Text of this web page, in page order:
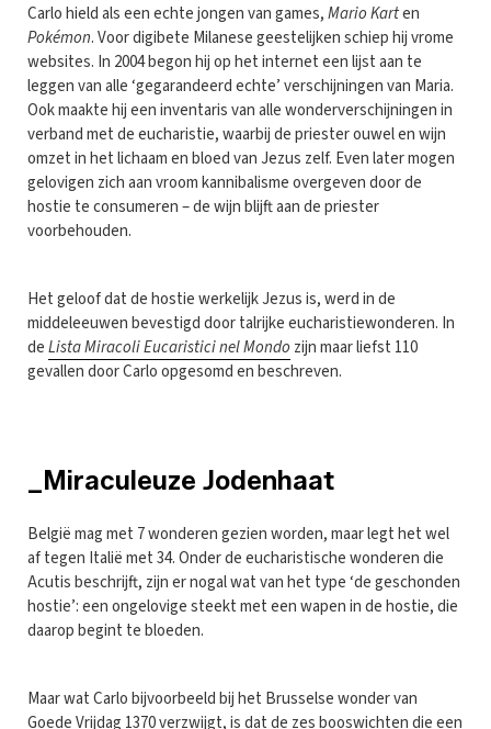
Carlo hield als een echte jongen van games,Mario Karten
Pokémon. Voor digibete Milanese geestelijken schiep hij vrome
websites. In 2004 begon hij op het internet een lijst aan te
leggen van alle ‘gegarandeerd echte’ verschijningen van Maria.
Ook maakte hij een inventaris van alle wonderverschijningen in
verband met de eucharistie, waarbij de priester ouwel en wijn
omzet in het lichaam en bloed van Jezus zelf. Even later mogen
gelovigen zich aan vroom kannibalisme overgeven door de
hostie te consumeren – de wijn blijft aan de priester
voorbehouden.
Het geloof dat de hostie werkelijk Jezus is, werd in de
middeleeuwen bevestigd door talrijke eucharistiewonderen. In
deLista Miracoli Eucaristici nel Mondo zijn maar liefst 110
gevallen door Carlo opgesomd en beschreven.
_Miraculeuze Jodenhaat
België mag met 7 wonderen gezien worden, maar legt het wel
af tegen Italië met 34. Onder de eucharistische wonderen die
Acutis beschrijft, zijn er nogal wat van het type ‘de geschonden
hostie’: een ongelovige steekt met een wapen in de hostie, die
daarop begint te bloeden.
Maar wat Carlo bijvoorbeeld bij het Brusselse wonder van
Goede Vrijdag 1370 verzwijgt, is dat de zes booswichten die een